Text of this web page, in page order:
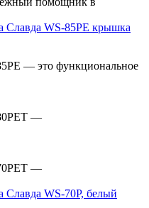
Славда WS-85PE крышка
— это функциональное
—
—
Славда WS-70P, белый